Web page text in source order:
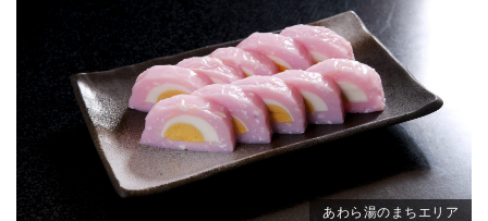
あわら湯のまちエリア